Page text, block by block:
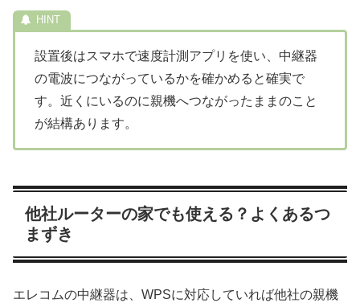
設置後はスマホで速度計測アプリを使い、中継器
の電波につながっているかを確かめると確実で
す。近くにいるのに親機へつながったままのこと
が結構あります。
他社ルーターの家でも使える？よくあるつ
まずき
エレコムの中継器は、WPSに対応していれば他社の親機